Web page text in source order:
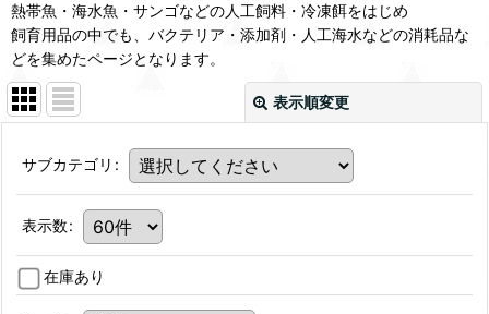
熱帯魚・海水魚・サンゴなどの人工飼料・冷凍餌をはじめ
飼育用品の中でも、バクテリア・添加剤・人工海水などの消耗品な
どを集めたページとなります。
表示順変更
サブカテゴリ :
表示数:
在庫あり